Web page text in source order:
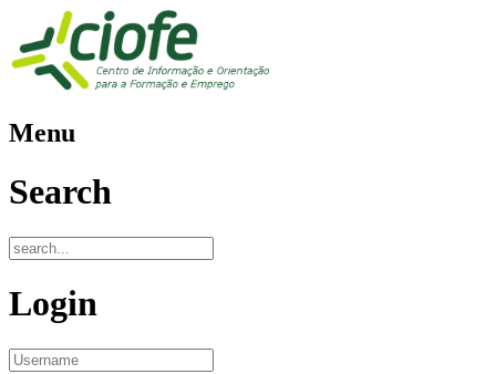
Menu
Search
Login